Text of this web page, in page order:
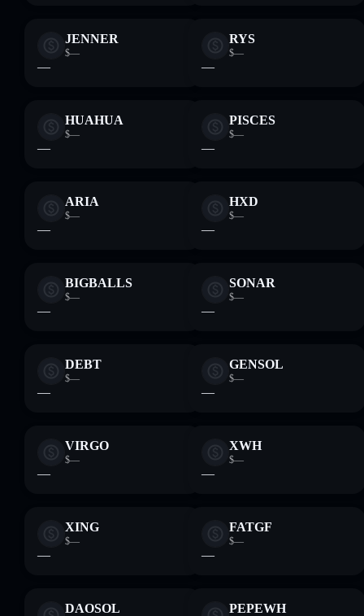
JENNER
$—
—
RYS
$—
—
HUAHUA
$—
—
PISCES
$—
—
ARIA
$—
—
HXD
$—
—
BIGBALLS
$—
—
SONAR
$—
—
DEBT
$—
—
GENSOL
$—
—
VIRGO
$—
—
XWH
$—
—
XING
$—
—
FATGF
$—
—
DAOSOL PEPEWH